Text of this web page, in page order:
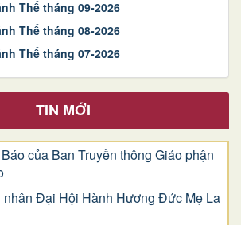
Thể tháng 09-2026
Thể tháng 08-2026
Thể tháng 07-2026
TIN MỚI
của Ban Truyền thông Giáo phận
nhân Đại Hội Hành Hương Đức Mẹ La